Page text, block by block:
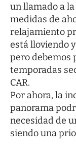
un llamado a
medidas de
relajamiento
está lloviendo
pero debemos
temporadas
CAR.
Por ahora, la
panorama
necesidad de
siendo una